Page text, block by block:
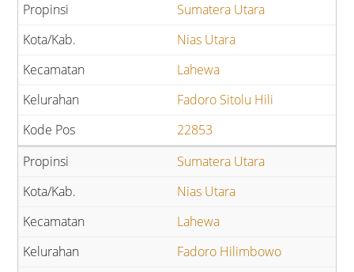
Sumatera Utara
Nias Utara
Lahewa
Fadoro Sitolu Hili
22853
Sumatera Utara
Nias Utara
Lahewa
Fadoro Hilimbowo